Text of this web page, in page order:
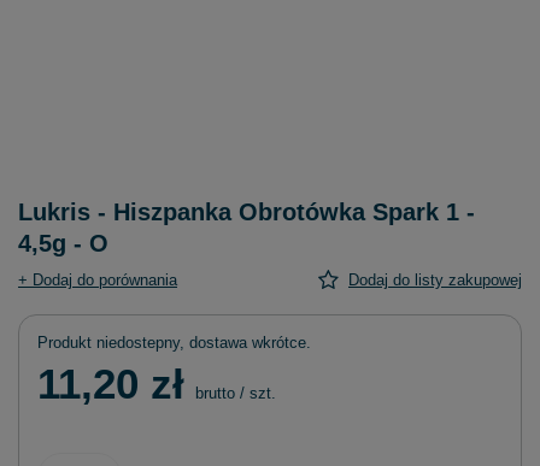
Lukris - Hiszpanka Obrotówka Spark 1 -
4,5g - O
+ Dodaj do porównania Dodaj do listy zakupowej
Produkt niedostepny, dostawa wkrótce
11,20 zł brutto / szt.